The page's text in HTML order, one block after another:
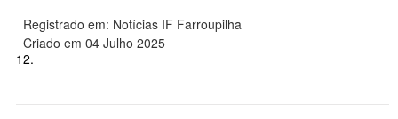
Registrado em: Notícias IF Farroupilha
Criado em 04 Julho 2025
12.